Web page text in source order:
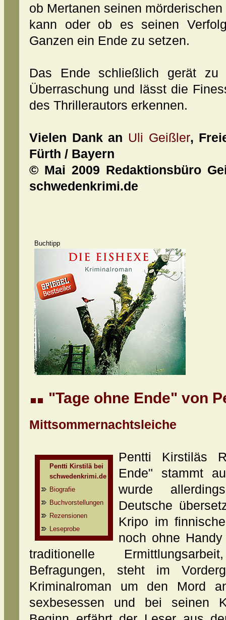
ob Mertanen seinen
kann oder ob es seinen
Ganzen ein Ende zu setzen.
Das Ende schließlich gerät zu
Überraschung und lässt die
des Thrillerautors erkennen.
Vielen Dank an Uli Geißler,
Fürth / Bayern
© Mai 2009 Redaktionsbüro
schwedenkrimi.de
Buchtipp
"Tage ohne Ende" von
Mittsommernachtsleiche
Pentti Kirstilä bei
schwedenkrimi.de
Biografie
Buchvorstellungen
Rezensionen
Leseprobe
Pentti Kirstiläs
Ende" stammt
wurde
Deutsche
Kripo im
noch ohne
traditionelle
Befragungen, steht im
Kriminalroman um den Mord
sexbesessen und bei seinen